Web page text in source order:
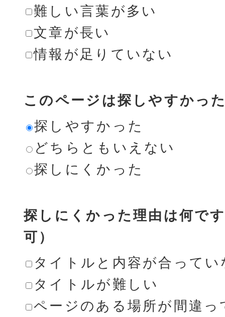
難しい言葉が多い
文章が長い
情報が足りていない
このページは探しやすかっ
探しやすかった
どちらともいえない
探しにくかった
探しにくかった理由は何で
可）
タイトルと内容が合ってい
タイトルが難しい
ページのある場所が間違っ